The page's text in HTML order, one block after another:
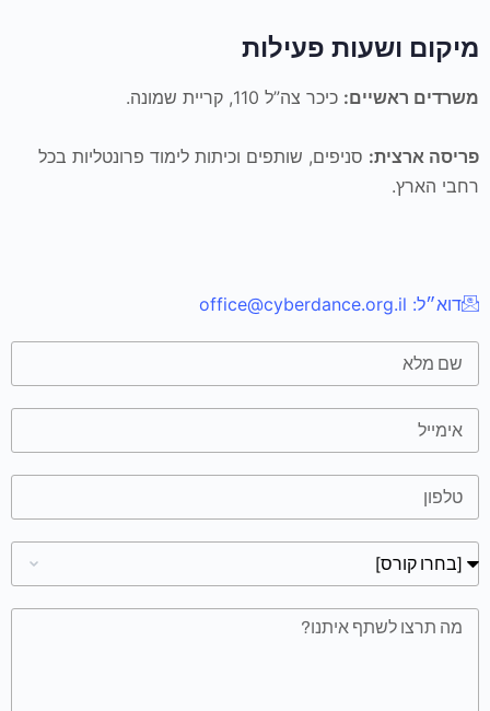
מיקום ושעות פעילות
משרדים ראשיים: כיכר צה”ל 110, קריית שמונה.
פריסה ארצית: סניפים, שותפים וכיתות לימוד פרונטליות בכל
רחבי הארץ.
דוא״ל: office@cyberdance.org.il